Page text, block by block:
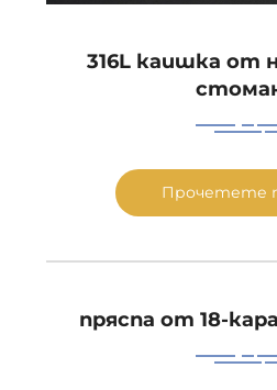
316L каишка от
Прочетете
пряспа от 18-